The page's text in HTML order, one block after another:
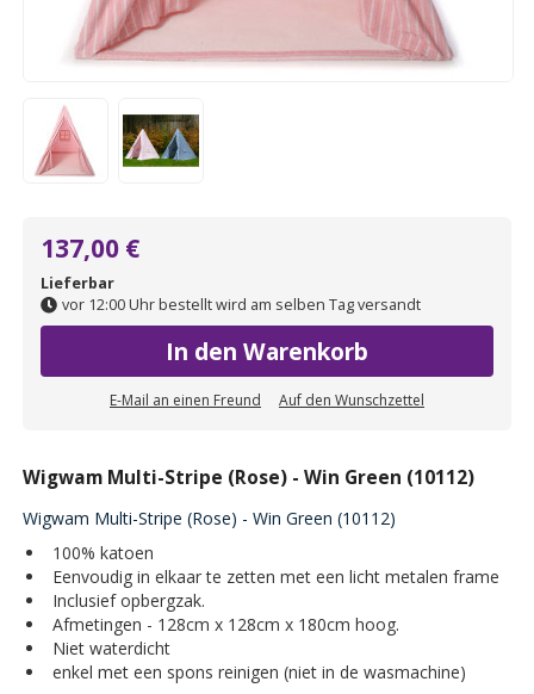
137,00 €
Lieferbar
vor 12:00 Uhr bestellt wird am selben Tag versandt
In den Warenkorb
E-Mail an einen Freund Auf den Wunschzettel
Wigwam Multi-Stripe (Rose) - Win Green (10112)
Wigwam Multi-Stripe (Rose) - Win Green (10112)
100% katoen
Eenvoudig in elkaar te zetten met een licht metalen frame
Inclusief opbergzak.
Afmetingen - 128cm x 128cm x 180cm hoog.
Niet waterdicht
enkel met een spons reinigen (niet in de wasmachine)